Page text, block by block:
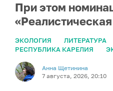
При этом
ЭКОЛОГИЯ ЛИТЕРАТУРА
РЕСПУБЛИКА КАРЕЛИЯ
Анна Щетинина
7 августа, 2026, 20:10